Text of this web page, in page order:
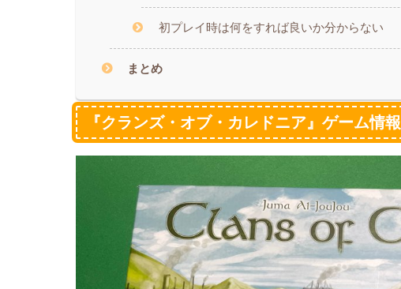
初プレイ時は何をすれば良いか分からない
まとめ
『クランズ・オブ・カレドニア』ゲーム情報